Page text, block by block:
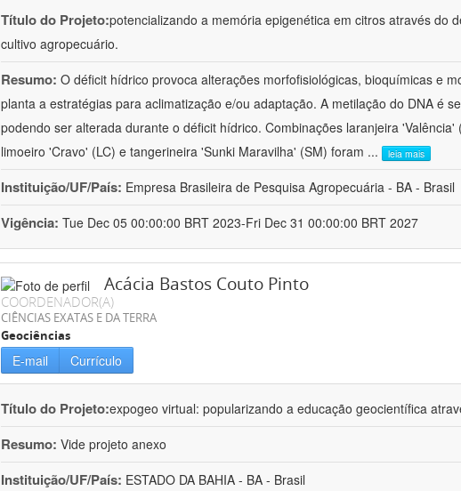
Título do Projeto:potencializando a memória epigenética em citros através do
cultivo agropecuário.
Resumo: O déficit hídrico provoca alterações morfofisiológicas, bioquímicas e
planta a estratégias para aclimatização e/ou adaptação. A metilação do DNA é
podendo ser alterada durante o déficit hídrico. Combinações laranjeira
limoeiro 'Cravo' (LC) e tangerineira 'Sunki Maravilha' (SM) foram ... leia mais
Instituição/UF/País: Empresa Brasileira de Pesquisa Agropecuária - BA - Brasil
Vigência: Tue Dec 05 00:00:00 BRT 2023-Fri Dec 31 00:00:00 BRT 2027
Acácia Bastos Couto Pinto
COORDENADOR(A)
CIÊNCIAS EXATAS E DA TERRA
Geociências
E-mail Currículo
Título do Projeto:expogeo virtual: popularizando a educação geocientífica
Resumo: Vide projeto anexo
Instituição/UF/País: ESTADO DA BAHIA - BA - Brasil